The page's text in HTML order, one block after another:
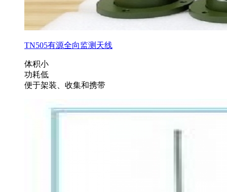
TN505有源全向监测天线
体积小
功耗低
便于架装、收集和携带